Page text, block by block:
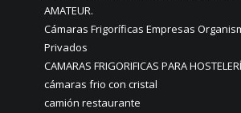
AMATEUR.
Cámaras Frigoríficas Empresas
Privados
CAMARAS FRIGORIFICAS PARA
cámaras frio con cristal
camión restaurante